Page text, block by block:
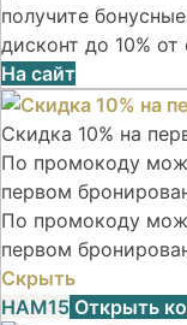
получите
дисконт до 10%
На сайт
Скидка 10% на
По промокоду
первом
По промокоду
первом
Скрыть
НАМ15 Открыть